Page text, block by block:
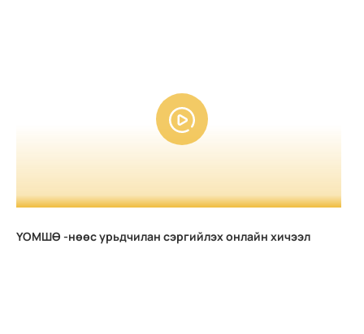
ҮОМШӨ -нөөс урьдчилан сэргийлэх онлайн хичээл